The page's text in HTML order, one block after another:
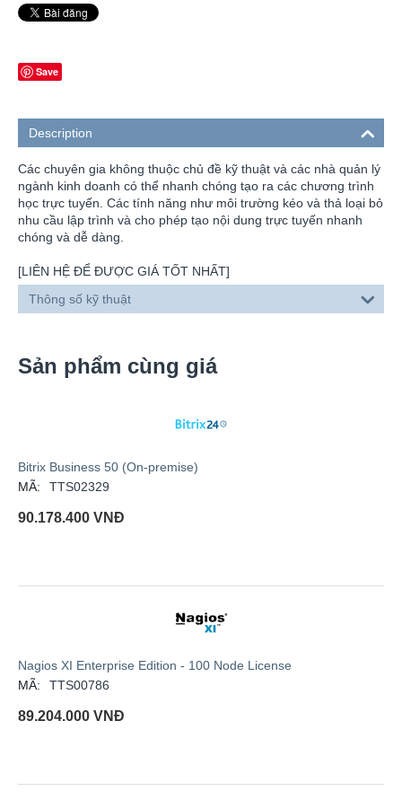
Save
Description
Các chuyên gia không thuộc chủ đề kỹ thuật và các nhà quản lý
ngành kinh doanh có thể nhanh chóng tạo ra các chương trình
học trực tuyến. Các tính năng như môi trường kéo và thả loại bỏ
nhu cầu lập trình và cho phép tạo nội dung trực tuyến nhanh
chóng và dễ dàng.
[LIÊN HỆ ĐỂ ĐƯỢC GIÁ TỐT NHẤT]
Thông số kỹ thuật
Sản phẩm cùng giá
Bitrix Business 50 (On-premise)
MÃ:
TTS02329
90.178.400 VNĐ
Nagios XI Enterprise Edition - 100 Node License
MÃ:
TTS00786
89.204.000 VNĐ